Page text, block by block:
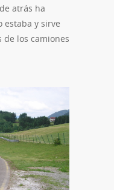
atrás ha
estaba y sirve
de los camiones